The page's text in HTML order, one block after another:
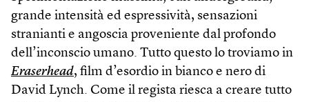
grande intensità ed espressività, sensazioni
stranianti e angoscia proveniente dal profondo
dell’inconscio umano. Tutto questo lo troviamo in
Eraserhead, film d’esordio in bianco e nero di
David Lynch. Come il regista riesca a creare tutto